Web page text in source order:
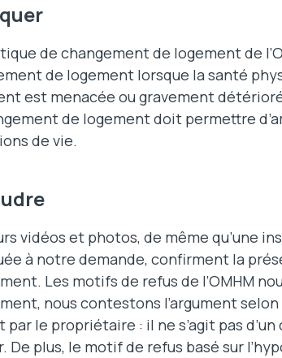
de changement de logement de
de logement lorsque la santé
est menacée ou gravement
de logement doit permettre
de vie.
vidéos et photos, de même qu’une
à notre demande, confirment la
Les motifs de refus de l’OMHM
nous contestons l’argument
le propriétaire : il ne s’agit pas d’un
De plus, le motif de refus basé sur